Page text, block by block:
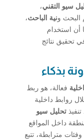
سيو التقني،
البحث ونية الباحث،
استخدام
تحقيق نتائج
بذكاء
فعالة، هو ربط
روابط داخلية
تحليل سيو
داخل المواقع
مترابطة، تتبع